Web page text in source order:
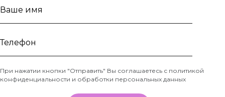
Ваше
Телефон
*
При нажатии кнопки "Отправить" Вы соглашаетесь с политикой
конфиденциальности и обработки персональных данных